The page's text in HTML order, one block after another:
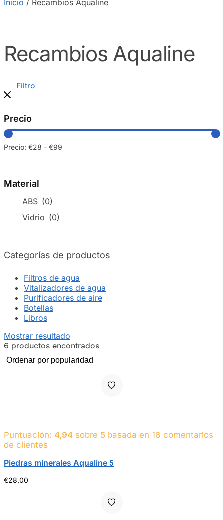
Inicio / Recambios Aqualine
Recambios Aqualine
Filtro
Precio
Precio: €28 - €99
Material
ABS (0)
Vidrio (0)
Categorías de productos
Filtros de agua
Vitalizadores de agua
Purificadores de aire
Botellas
Libros
Mostrar resultado
6 productos encontrados
Puntuación: 4,94 sobre 5 basada en 18 comentarios
de clientes
Piedras minerales Aqualine 5
€28,00